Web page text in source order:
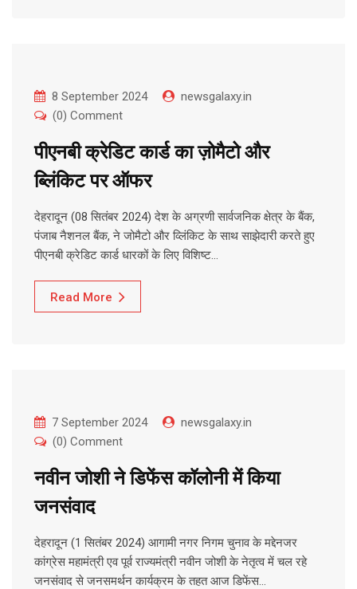
8 September 2024
newsgalaxy.in
(0) Comment
पीएनबी क्रेडिट कार्ड का ज़ोमैटो और
ब्लिंकिट पर ऑफर
देहरादून (08 सितंबर 2024) देश के अग्रणी सार्वजनिक क्षेत्र के बैंक,
पंजाब नैशनल बैंक, ने जोमैटो और व्लिंकिट के साथ साझेदारी करते हुए
पीएनबी क्रेडिट कार्ड धारकों के लिए विशिष्ट…
Read More
7 September 2024
newsgalaxy.in
(0) Comment
नवीन जोशी ने डिफेंस कॉलोनी में किया
जनसंवाद
देहरादून (1 सितंबर 2024) आगामी नगर निगम चुनाव के मद्देनजर
कांग्रेस महामंत्री एव पूर्व राज्यमंत्री नवीन जोशी के नेतृत्व में चल रहे
जनसंवाद से जनसमर्थन कार्यक्रम के तहत आज डिफेंस…